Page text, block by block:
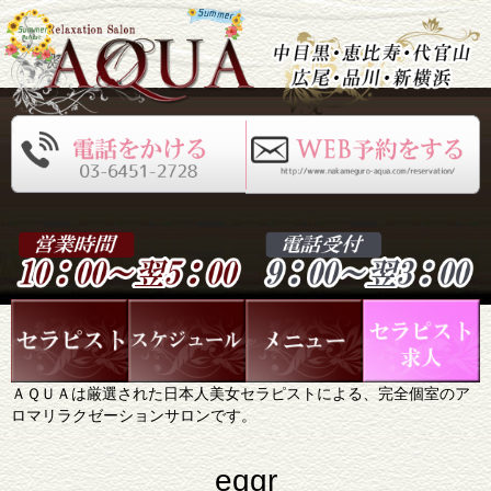
ＡＱＵＡは厳選された日本人美女セラピストによる、完全個室のア
ロマリラクゼーションサロンです。
eqgr